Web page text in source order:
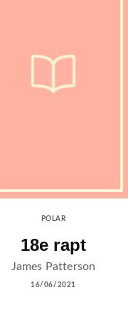
POLAR
18e rapt
James Patterson
16/06/2021